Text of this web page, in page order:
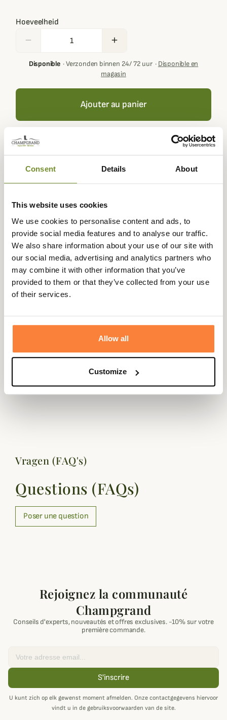
Consent Details About
This website uses cookies
We use cookies to personalise content and ads, to
provide social media features and to analyse our traffic.
We also share information about your use of our site with
our social media, advertising and analytics partners who
may combine it with other information that you’ve
provided to them or that they’ve collected from your use
of their services.
Allow all
Customize
Hoeveelheid
remove add
Disponible·Verzonden binnen 24/ 72 uur· Disponible en
magasin
Ajouter au panier
Buying this product you will collect
with our loyalty
program. Your cart will total€ 5,00.
Expédié dans
la journée
Échange ou
retour sous
90 jours
sécurisé
3 fois dès 100
euros
cartouches, elle n'est pas équipé de fermeture pour un
meilleur accès à vos munitions.
Vragen (FAQ's)
Questions (FAQs)
Poser une question
Rejoignez la communauté
Champgrand
Conseils d'experts, nouveautés et offres exclusives. -10% sur votre
première commande.
S'inscrire
U kunt zich op elk gewenst moment afmelden. Onze contactgegevens hiervoor
vindt u in de gebruiksvoorwaarden van de site.